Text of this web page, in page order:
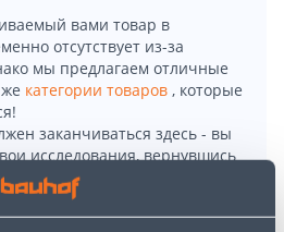
вами товар в
отсутствует из-за
мы предлагаем отличные
категории товаров , которые
заканчиваться здесь - вы
исследования, вернувшись
используя нашу мощную
найти еще более приятные